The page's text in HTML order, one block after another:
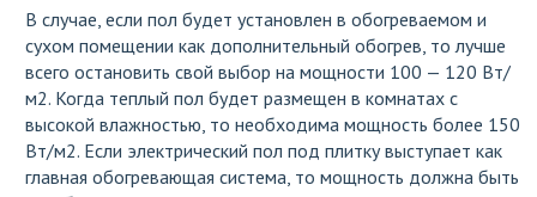
В случае, если пол будет установлен в обогреваемом и
сухом помещении как дополнительный обогрев, то лучше
всего остановить свой выбор на мощности 100 — 120 Вт/
м2. Когда теплый пол будет размещен в комнатах с
высокой влажностью, то необходима мощность более 150
Вт/м2. Если электрический пол под плитку выступает как
главная обогревающая система, то мощность должна быть